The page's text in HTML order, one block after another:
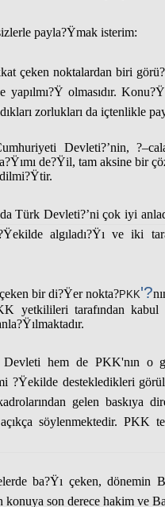
payla?Ÿmak isterim:
çeken noktalardan biri
yapılmı?Ÿ olmasıdır.
zorlukları da içtenlikle
Devleti?’nin,
de?Ÿil, tam aksine bir
da Türk Devleti?’ni çok iyi
algıladı?Ÿı ve iki
bir di?Ÿer nokta?PKK'?
yetkilileri tarafından kabul
hem de PKK'nın o
?Ÿekilde destekledikleri
gelen baskıya
söylenmektedir. PKK
ba?Ÿı çeken, dönemin
konuya son derece hakim ve